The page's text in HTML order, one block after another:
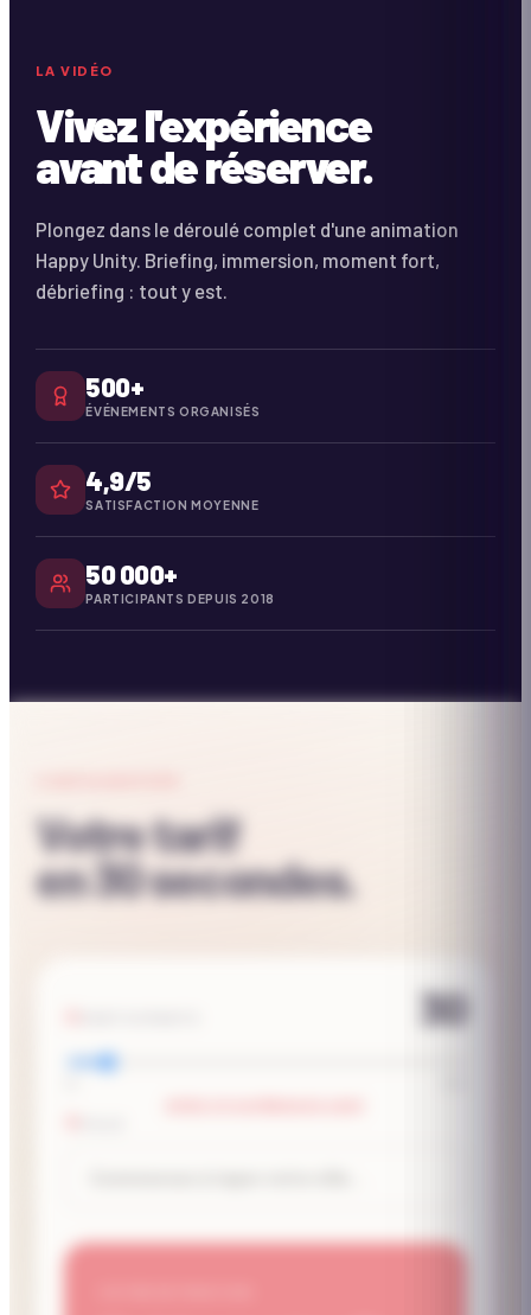
DURÉE ·
Coming Soon
LA VIDÉO
Vivez l'expérience
avant de réserver.
Plongez dans le déroulé complet d'une animation
Happy Unity. Briefing, immersion, moment fort,
débriefing : tout y est.
500+
ÉVÉNEMENTS ORGANISÉS
4,9/5
SATISFACTION MOYENNE
50 000+
PARTICIPANTS DEPUIS 2018
Votre tarif
en 30 secondes.
30